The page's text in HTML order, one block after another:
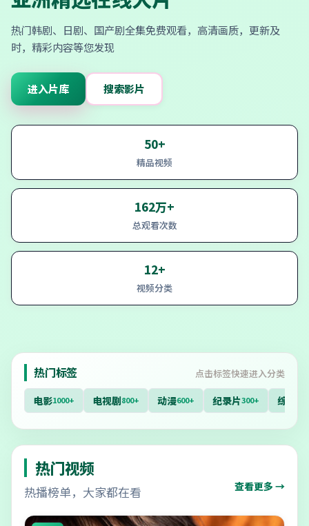
热门韩剧、日剧、国产剧全集免费观看，高清画质，更新及
时，精彩内容等您发现
进入片库 搜索影片
50+
精品视频
162万+
总观看次数
12+
视频分类
热门标签 点击标签快速进入分类
电影1000+ 电视剧800+ 动漫600+ 纪录片300+ 综艺
热门视频
热播榜单，大家都在看 查看更多 →